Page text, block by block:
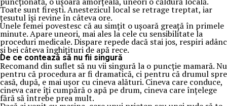
Toate sunt firești. Anestezicul local se retrage treptat, iar
țesutul își revine în câteva ore.
Unele femei povestesc că au simțit o ușoară greață în primele
minute. Apare uneori, mai ales la cele cu sensibilitate la
proceduri medicale. Dispare repede dacă stai jos, respiri adânc
și bei câteva înghițituri de apă rece.
De ce contează să nu fii singură
Recomand din suflet să nu vii singură la o puncție mamară. Nu
pentru că procedura ar fi dramatică, ci pentru că drumul spre
casă, după, e mai ușor cu cineva alături. Cineva care conduce,
cineva care îți cumpără o apă pe drum, cineva care înțelege
fără să întrebe prea mult.